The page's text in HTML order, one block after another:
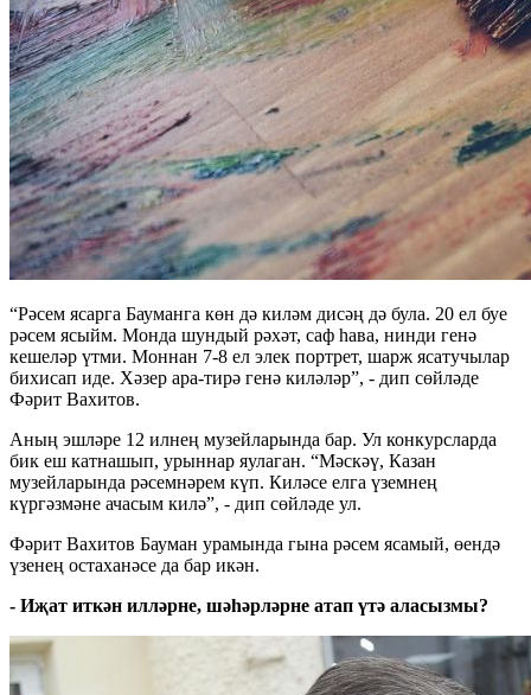
“Рәсем ясарга Бауманга көн дә киләм дисәң дә була. 20 ел буе
рәсем ясыйм. Монда шундый рәхәт, саф һава, нинди генә
кешеләр үтми. Моннан 7-8 ел элек портрет, шарж ясатучылар
бихисап иде. Хәзер ара-тирә генә киләләр”, - дип сөйләде
Фәрит Вахитов.
Аның эшләре 12 илнең музейларында бар. Ул конкурсларда
бик еш катнашып, урыннар яулаган. “Мәскәү, Казан
музейларында рәсемнәрем күп. Киләсе елга үземнең
күргәзмәне ачасым килә”, - дип сөйләде ул.
Фәрит Вахитов Бауман урамында гына рәсем ясамый, өендә
үзенең остаханәсе да бар икән.
- Иҗат иткән илләрне, шәһәрләрне атап үтә аласызмы?